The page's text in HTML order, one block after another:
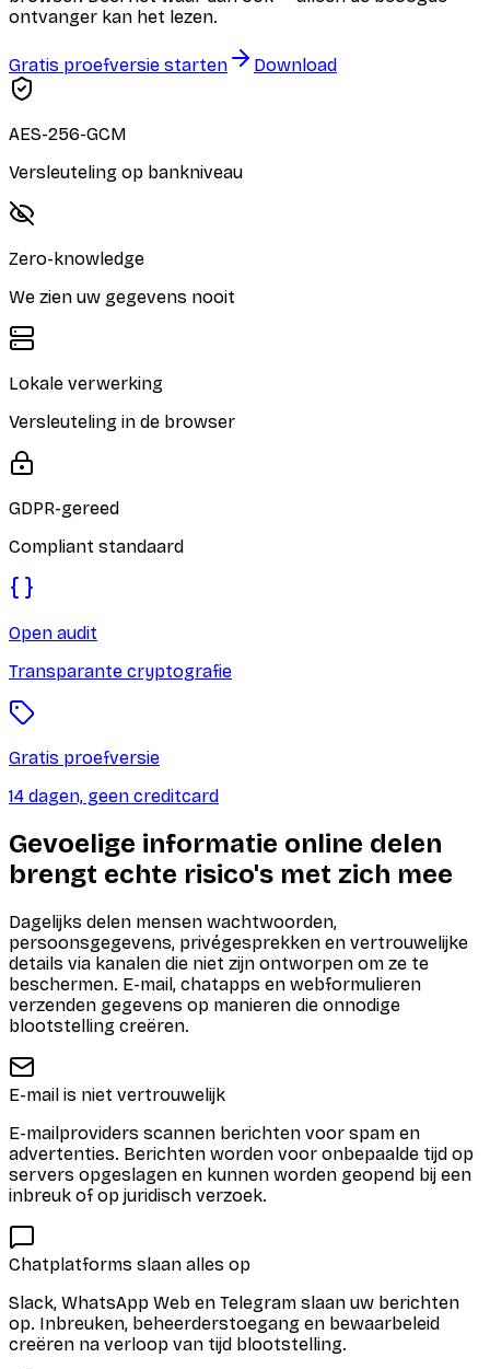
ontvanger kan het lezen.
Gratis proefversie starten Download
AES-256-GCM
Versleuteling op bankniveau
Zero-knowledge
We zien uw gegevens nooit
Lokale verwerking
Versleuteling in de browser
GDPR-gereed
Compliant standaard
Open audit
Transparante cryptografie
Gratis proefversie
14 dagen, geen creditcard
Gevoelige informatie online delen
brengt echte risico's met zich mee
Dagelijks delen mensen wachtwoorden,
persoonsgegevens, privégesprekken en vertrouwelijke
details via kanalen die niet zijn ontworpen om ze te
beschermen. E-mail, chatapps en webformulieren
verzenden gegevens op manieren die onnodige
blootstelling creëren.
E-mail is niet vertrouwelijk
E-mailproviders scannen berichten voor spam en
advertenties. Berichten worden voor onbepaalde tijd op
servers opgeslagen en kunnen worden geopend bij een
inbreuk of op juridisch verzoek.
Chatplatforms slaan alles op
Slack, WhatsApp Web en Telegram slaan uw berichten
op. Inbreuken, beheerderstoegang en bewaarbeleid
creëren na verloop van tijd blootstelling.